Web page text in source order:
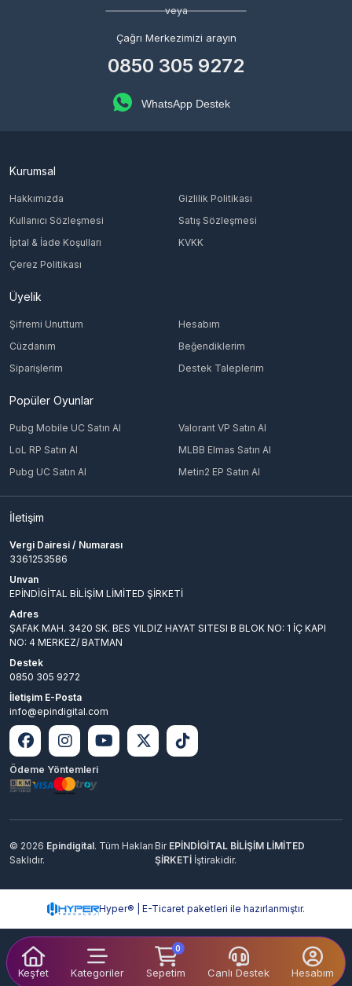
Keşfet Kategoriler
0
Sepetim Canlı Destek Hesabım
veya
Çağrı Merkezimizi arayın
0850 305 9272
WhatsApp Destek
Kurumsal
Hakkımızda
Gizlilik Politikası
Kullanıcı Sözleşmesi
Satış Sözleşmesi
İptal & İade Koşulları
KVKK
Çerez Politikası
Üyelik
Şifremi Unuttum
Hesabım
Cüzdanım
Beğendiklerim
Siparişlerim
Destek Taleplerim
Popüler Oyunlar
Pubg Mobile UC Satın Al
Valorant VP Satın Al
LoL RP Satın Al
MLBB Elmas Satın Al
Pubg UC Satın Al
Metin2 EP Satın Al
İletişim
Vergi Dairesi / Numarası
3361253586
Unvan
EPİNDİGİTAL BİLİŞİM LİMİTED ŞİRKETİ
Adres
ŞAFAK MAH. 3420 SK. BES YILDIZ HAYAT SITESI B BLOK NO: 1 İÇ KAPI
NO: 4 MERKEZ/ BATMAN
Destek
0850 305 9272
İletişim E-Posta
info@epindigital.com
Ödeme Yöntemleri
© 2026 Epindigital. Tüm Hakları
Saklıdır.
Bir EPİNDİGİTAL BİLİŞİM LİMİTED
ŞİRKETİ İştirakidir.
Hyper® | E-Ticaret paketleri ile hazırlanmıştır.